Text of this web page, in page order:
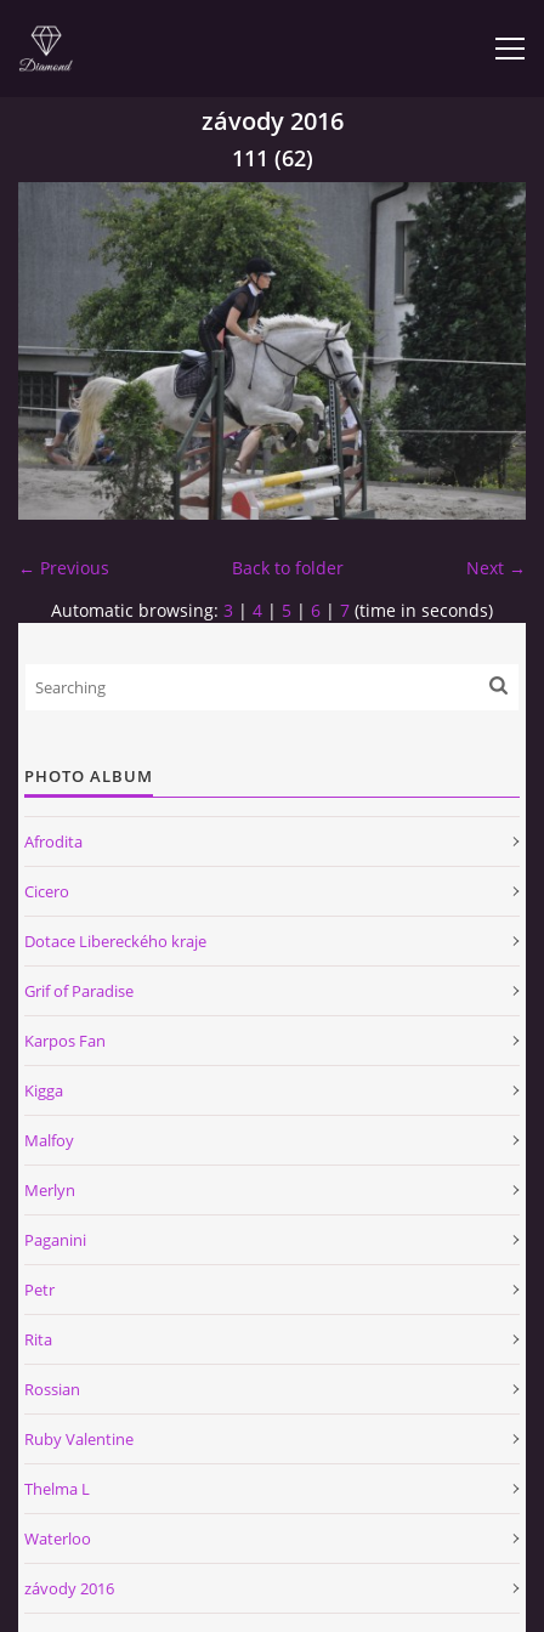
© 2026 eStránky.cz
závody 2016
111 (62)
← Previous Next →
Back to folder
Automatic browsing: 3 | 4 | 5 | 6 | 7 (time in seconds)
PHOTO ALBUM
Afrodita
Cicero
Dotace Libereckého kraje
Grif of Paradise
Karpos Fan
Kigga
Malfoy
Merlyn
Paganini
Petr
Rita
Rossian
Ruby Valentine
Thelma L
Waterloo
závody 2016